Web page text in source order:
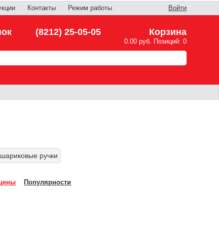
Контакты Режим работы Войти
(8212) 25-05-05 Корзина
0.00 руб. Позиций: 0
ручки
Популярности